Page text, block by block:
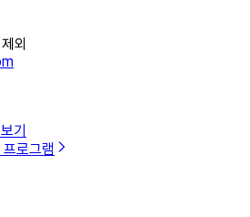
외
기
로그램